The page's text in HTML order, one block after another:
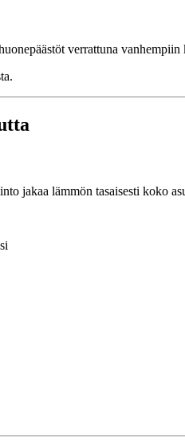
verrattuna
jakaa lämmön tasaisesti koko